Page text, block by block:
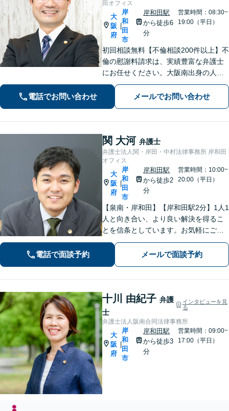
田オフィス
大
阪
府
岸
和
田
市
岸和田駅
から徒歩6
分
営業時間：08:30~
19:00（平日）
初回相談無料【不倫相談200件以上】不
倫の慰謝料請求は、実績豊富な弁護士
にお任せください。大阪南出身の人情
派弁護士が対応【交通事故も強い】交
通事故に遭われてお困りの方はお気軽
にお電話ください【当日／夜間／休日
電話でお問い合わせ メールでお問い合わせ
関 大河 弁護士
弁護士法人関・岸田・中村法律事務所 岸和田
オフィス
大
阪
府
岸
和
田
市
岸和田駅
から徒歩2
分
営業時間：10:00~
20:00（平日）
【泉南・岸和田】【岸和田駅2分】1人1
人と向き合い、より良い解決を得るこ
とを信条としています。お気軽にご相
談下さい。
電話で面談予約 メールで面談予約
十川 由紀子 弁護
士
インタビューを見
る
弁護士法人阪南合同法律事務所
大
阪
府
岸
和
田
市
岸和田駅
から徒歩3
分
営業時間：09:00~
17:00（平日）